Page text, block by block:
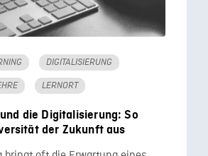
DIGITALISIERUNG
LERNORT
die Digitalisierung: So
der Zukunft aus